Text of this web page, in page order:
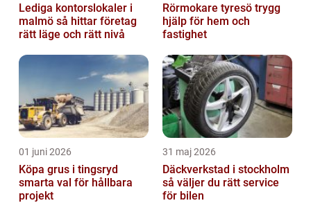
Lediga kontorslokaler i
malmö så hittar företag
rätt läge och rätt nivå
Rörmokare tyresö trygg
hjälp för hem och
fastighet
01 juni 2026
Köpa grus i tingsryd
smarta val för hållbara
projekt
31 maj 2026
Däckverkstad i stockholm
så väljer du rätt service
för bilen